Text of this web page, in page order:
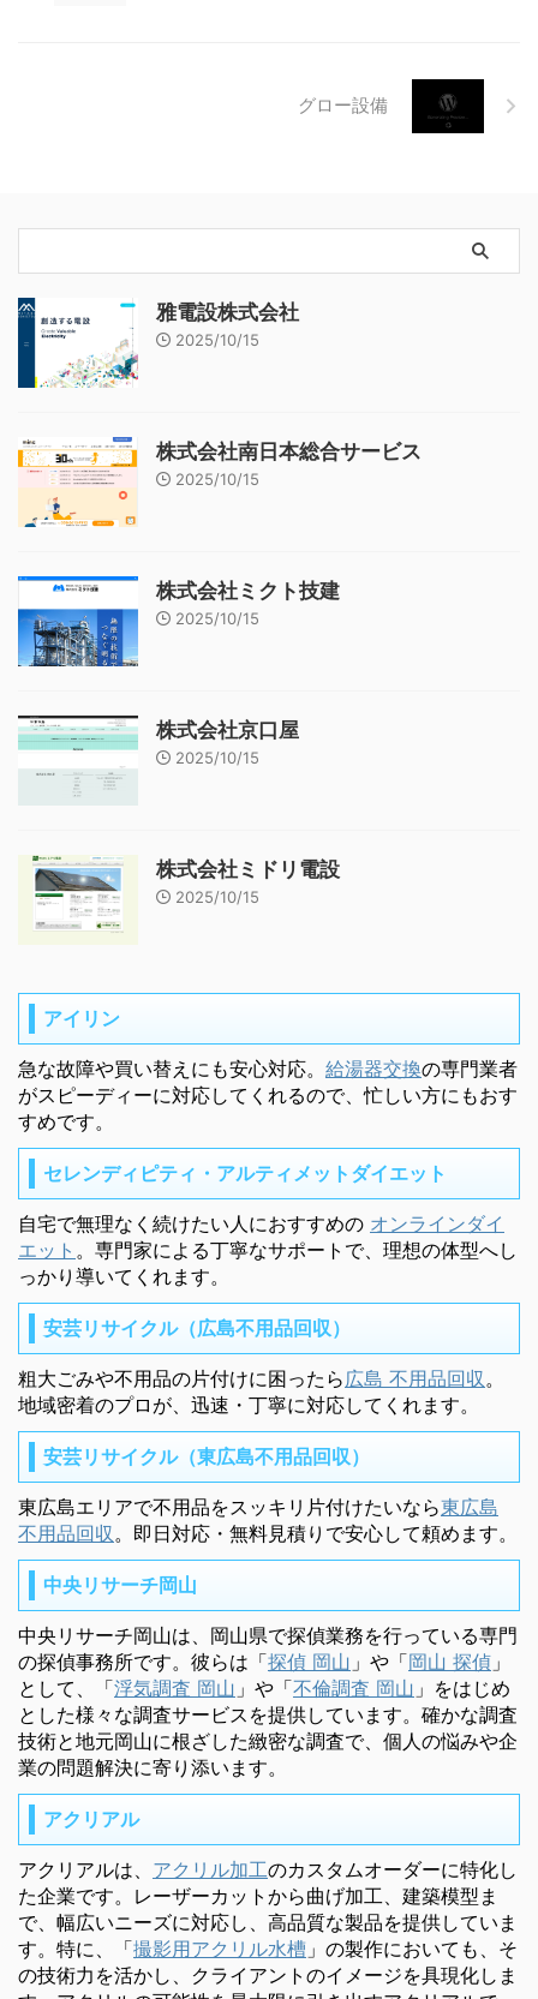
グロー設備
雅電設株式会社
2025/10/15
株式会社南日本総合サービス
2025/10/15
株式会社ミクト技建
2025/10/15
株式会社京口屋
2025/10/15
株式会社ミドリ電設
2025/10/15
アイリン
急な故障や買い替えにも安心対応。 給湯器交換の専門業者
がスピーディーに対応してくれるので、忙しい方にもおす
すめです。
セレンディピティ・アルティメットダイエット
自宅で無理なく続けたい人におすすめの オンラインダイ
エット 。専門家による丁寧なサポートで、理想の体型へし
っかり導いてくれます。
安芸リサイクル（広島不用品回収）
粗大ごみや不用品の片付けに困ったら 広島 不用品回収 。
地域密着のプロが、迅速・丁寧に対応してくれます。
安芸リサイクル（東広島不用品回収）
東広島エリアで不用品をスッキリ片付けたいなら東広島
不用品回収 。即日対応・無料見積りで安心して頼めます。
中央リサーチ岡山
中央リサーチ岡山は、岡山県で探偵業務を行っている専門
の探偵事務所です。彼らは「探偵 岡山 」や「岡山 探偵 」
として、「浮気調査 岡山 」や「不倫調査 岡山 」をはじめ
とした様々な調査サービスを提供しています。確かな調査
技術と地元岡山に根ざした緻密な調査で、個人の悩みや企
業の問題解決に寄り添います。
アクリアル
アクリアルは、 アクリル加工のカスタムオーダーに特化し
た企業です。レーザーカットから曲げ加工、建築模型ま
で、幅広いニーズに対応し、高品質な製品を提供していま
す。特に、「撮影用アクリル水槽 」の製作においても、そ
の技術力を活かし、クライアントのイメージを具現化しま